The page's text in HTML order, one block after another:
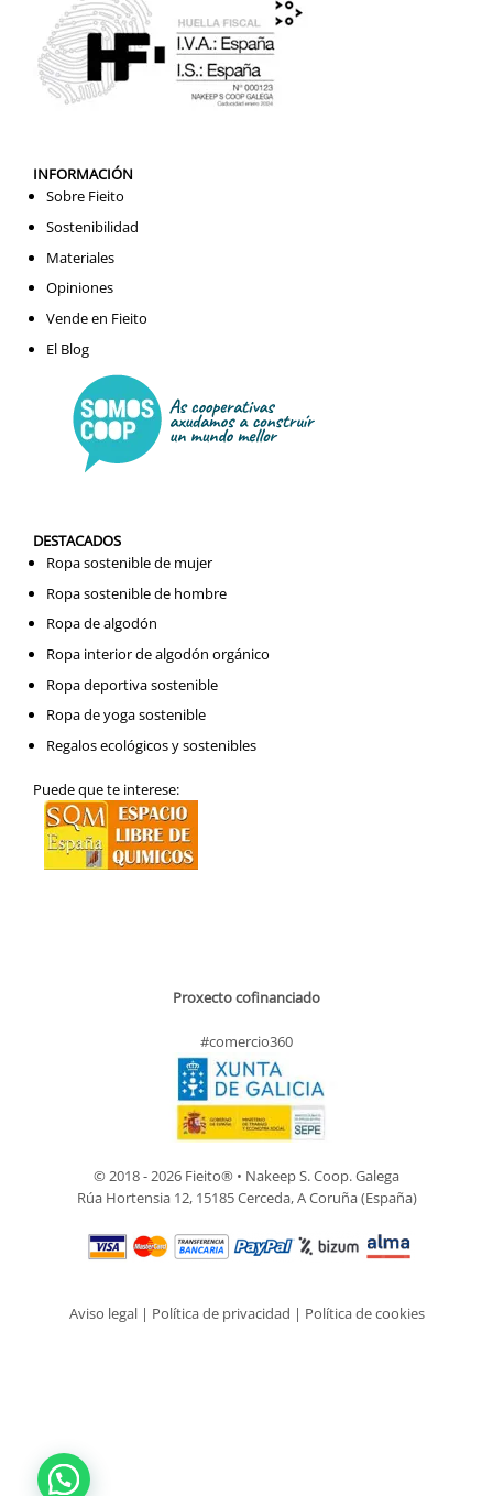
INFORMACIÓN
Sobre Fieito
Sostenibilidad
Materiales
Opiniones
Vende en Fieito
El Blog
DESTACADOS
Ropa sostenible de mujer
Ropa sostenible de hombre
Ropa de algodón
Ropa interior de algodón orgánico
Ropa deportiva sostenible
Ropa de yoga sostenible
Regalos ecológicos y sostenibles
Puede que te interese:
Proxecto cofinanciado
#comercio360
© 2018 - 2026 Fieito® • Nakeep S. Coop. Galega
Rúa Hortensia 12, 15185 Cerceda, A Coruña (España)
Aviso legal| Política de privacidad | Política de cookies